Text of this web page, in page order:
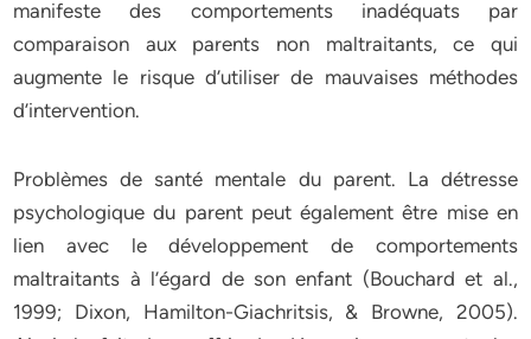
manifeste des comportements inadéquats par
comparaison aux parents non maltraitants, ce qui
augmente le risque d’utiliser de mauvaises méthodes
d’intervention.
Problèmes de santé mentale du parent. La détresse
psychologique du parent peut également être mise en
lien avec le développement de comportements
maltraitants à l’égard de son enfant (Bouchard et al.,
1999; Dixon, Hamilton-Giachritsis, & Browne, 2005).